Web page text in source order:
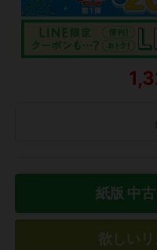
紙版 中古
欲しい